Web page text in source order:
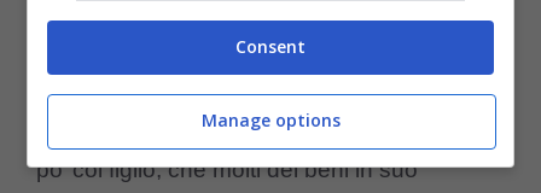
dell’abitazione, constatando direttamente e
insieme alla compagnaEleonorae ilpapàe
, arrivati dalla Spagna per stare un
po’ col figlio, che molti dei beni in suo
Consent
Manage options